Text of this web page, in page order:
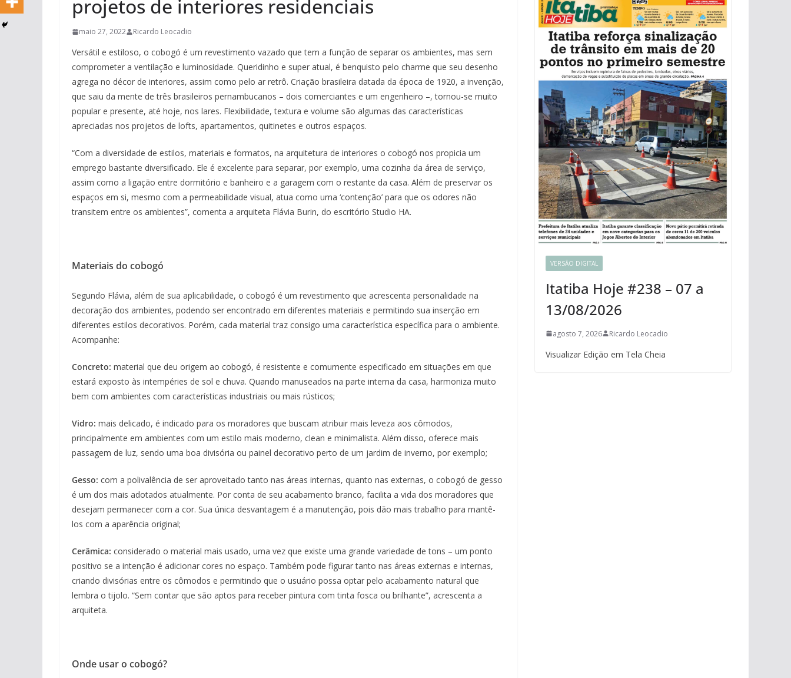
projetos de interiores residenciais
maio 27, 2022 Ricardo Leocadio
Versátil e estiloso, o cobogó é um revestimento vazado que tem a função de separar os ambientes, mas sem
comprometer a ventilação e luminosidade. Queridinho e super atual, é benquisto pelo charme que seu desenho
agrega no décor de interiores, assim como pelo ar retrô. Criação brasileira datada da época de 1920, a invenção,
que saiu da mente de três brasileiros pernambucanos – dois comerciantes e um engenheiro –, tornou-se muito
popular e presente, até hoje, nos lares. Flexibilidade, textura e volume são algumas das características
apreciadas nos projetos de lofts, apartamentos, quitinetes e outros espaços.
“Com a diversidade de estilos, materiais e formatos, na arquitetura de interiores o cobogó nos propicia um
emprego bastante diversificado. Ele é excelente para separar, por exemplo, uma cozinha da área de serviço,
assim como a ligação entre dormitório e banheiro e a garagem com o restante da casa. Além de preservar os
espaços em si, mesmo com a permeabilidade visual, atua como uma ‘contenção’ para que os odores não
transitem entre os ambientes”, comenta a arquiteta Flávia Burin, do escritório Studio HA.
Materiais do cobogó
Segundo Flávia, além de sua aplicabilidade, o cobogó é um revestimento que acrescenta personalidade na
decoração dos ambientes, podendo ser encontrado em diferentes materiais e permitindo sua inserção em
diferentes estilos decorativos. Porém, cada material traz consigo uma característica específica para o ambiente.
Acompanhe:
Concreto: material que deu origem ao cobogó, é resistente e comumente especificado em situações em que
estará exposto às intempéries de sol e chuva. Quando manuseados na parte interna da casa, harmoniza muito
bem com ambientes com características industriais ou mais rústicos;
Vidro: mais delicado, é indicado para os moradores que buscam atribuir mais leveza aos cômodos,
principalmente em ambientes com um estilo mais moderno, clean e minimalista. Além disso, oferece mais
passagem de luz, sendo uma boa divisória ou painel decorativo perto de um jardim de inverno, por exemplo;
Gesso: com a polivalência de ser aproveitado tanto nas áreas internas, quanto nas externas, o cobogó de gesso
é um dos mais adotados atualmente. Por conta de seu acabamento branco, facilita a vida dos moradores que
desejam permanecer com a cor. Sua única desvantagem é a manutenção, pois dão mais trabalho para mantê-
los com a aparência original;
Cerâmica: considerado o material mais usado, uma vez que existe uma grande variedade de tons – um ponto
positivo se a intenção é adicionar cores no espaço. Também pode figurar tanto nas áreas externas e internas,
criando divisórias entre os cômodos e permitindo que o usuário possa optar pelo acabamento natural que
lembra o tijolo. “Sem contar que são aptos para receber pintura com tinta fosca ou brilhante”, acrescenta a
arquiteta.
Onde usar o cobogó?
VERSÃO DIGITAL
Itatiba Hoje #238 – 07 a
13/08/2026
agosto 7, 2026 Ricardo Leocadio
Visualizar Edição em Tela Cheia